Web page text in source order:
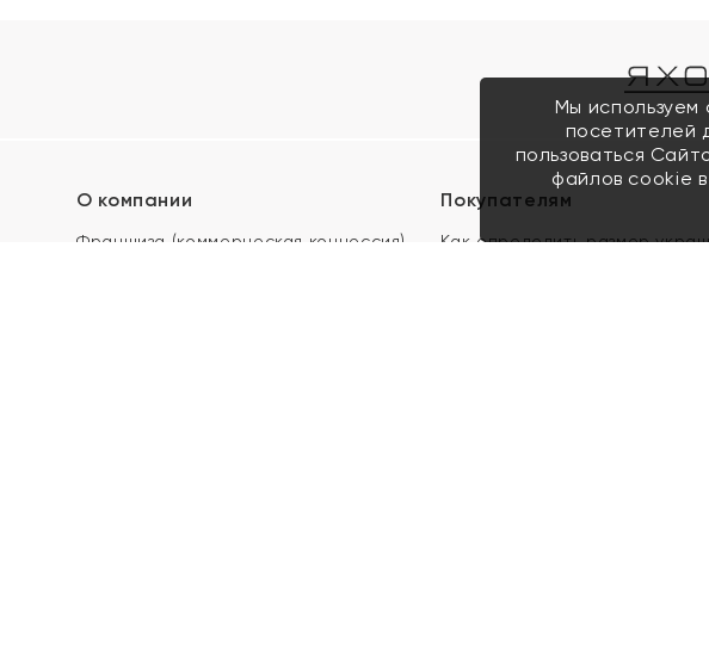
О компании
Франшиза (коммерческая концессия)
Покупателям
Как определить размер
Мы используем
посетителей
пользоваться
файлов cookie